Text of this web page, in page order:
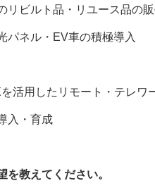
ビルト品・リユース品の
パネル・ EV車の積極導入
を活用したリモート・テレワ
入・育成
教えてください。